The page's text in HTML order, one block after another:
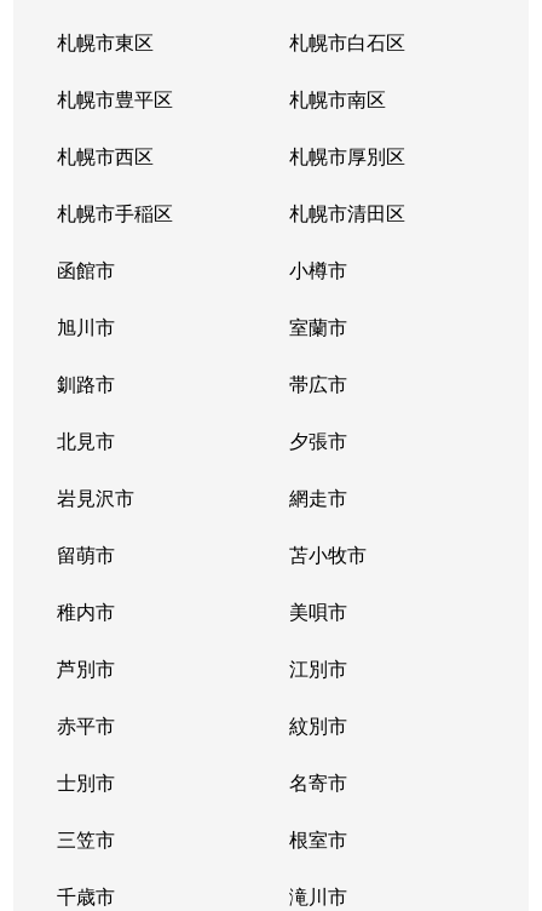
札幌市東区 札幌市白石区
札幌市豊平区 札幌市南区
札幌市西区 札幌市厚別区
札幌市手稲区 札幌市清田区
函館市 小樽市
旭川市 室蘭市
釧路市 帯広市
北見市 夕張市
岩見沢市 網走市
留萌市 苫小牧市
稚内市 美唄市
芦別市 江別市
赤平市 紋別市
士別市 名寄市
三笠市 根室市
千歳市 滝川市